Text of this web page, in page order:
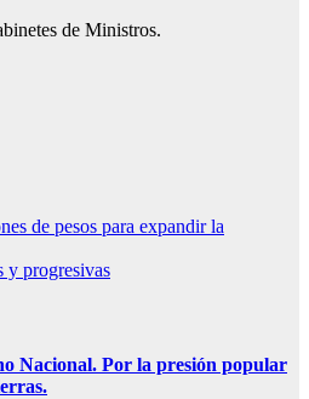
de Ministros.
de pesos para expandir la
y progresivas
Nacional. Por la presión popular